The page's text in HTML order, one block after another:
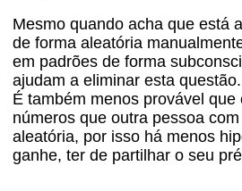
Mesmo quando acha que está
de forma aleatória
em padrões de forma
ajudam a eliminar esta questão.
É também menos provável
números que outra pessoa
aleatória, por isso há menos
ganhe, ter de partilhar o seu